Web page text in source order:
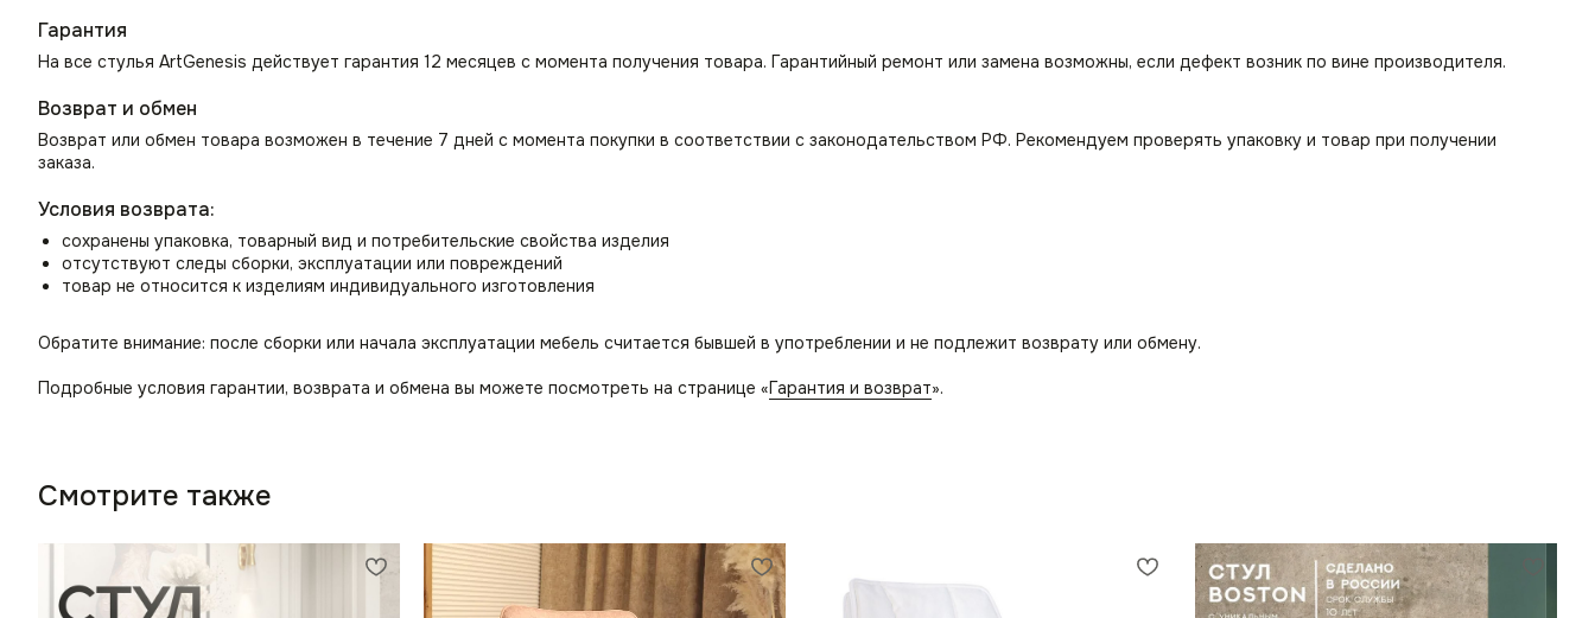
Гарантия
На все стулья ArtGenesis действует гарантия 12 месяцев с момента получения товара. Гарантийный ремонт или замена возможны, если дефект возник по вине производителя.
Возврат и обмен
Возврат или обмен товара возможен в течение 7 дней с момента покупки в соответствии с законодательством РФ. Рекомендуем проверять упаковку и товар при получении
заказа.
Условия возврата:
сохранены упаковка, товарный вид и потребительские свойства изделия
отсутствуют следы сборки, эксплуатации или повреждений
товар не относится к изделиям индивидуального изготовления
Обратите внимание: после сборки или начала эксплуатации мебель считается бывшей в употреблении и не подлежит возврату или обмену.
Подробные условия гарантии, возврата и обмена вы можете посмотреть на странице «Гарантия и возврат».
Смотрите также